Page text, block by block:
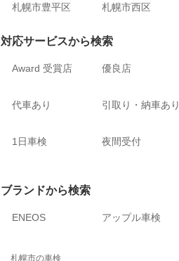
札幌市豊平区
札幌市西区
対応サービスから検索
Award 受賞店 優良店
代車あり 引取り・納車あり
1日車検 夜間受付
ブランドから検索
ENEOS アップル車検
札幌市の車検